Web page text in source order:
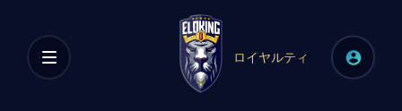
ロイヤルティ